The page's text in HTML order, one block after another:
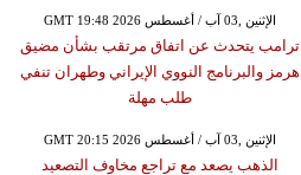
GMT 19:48 2026 الإثنين ,03 آب / أغسطس
ترامب يتحدث عن اتفاق مرتقب بشأن مضيق
هرمز والبرنامج النووي الإيراني وطهران تنفي
طلب مهلة
GMT 20:15 2026 الإثنين ,03 آب / أغسطس
الذهب يصعد مع تراجع مخاوف التصعيد